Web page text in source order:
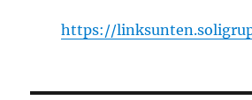
https://